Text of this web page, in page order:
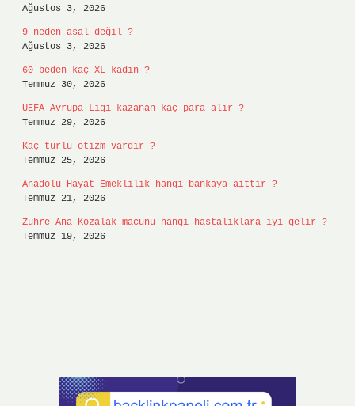
Ağustos 3, 2026
9 neden asal değil ?
Ağustos 3, 2026
60 beden kaç XL kadın ?
Temmuz 30, 2026
UEFA Avrupa Ligi kazanan kaç para alır ?
Temmuz 29, 2026
Kaç türlü otizm vardır ?
Temmuz 25, 2026
Anadolu Hayat Emeklilik hangi bankaya aittir ?
Temmuz 21, 2026
Zühre Ana Kozalak macunu hangi hastalıklara iyi gelir ?
Temmuz 19, 2026